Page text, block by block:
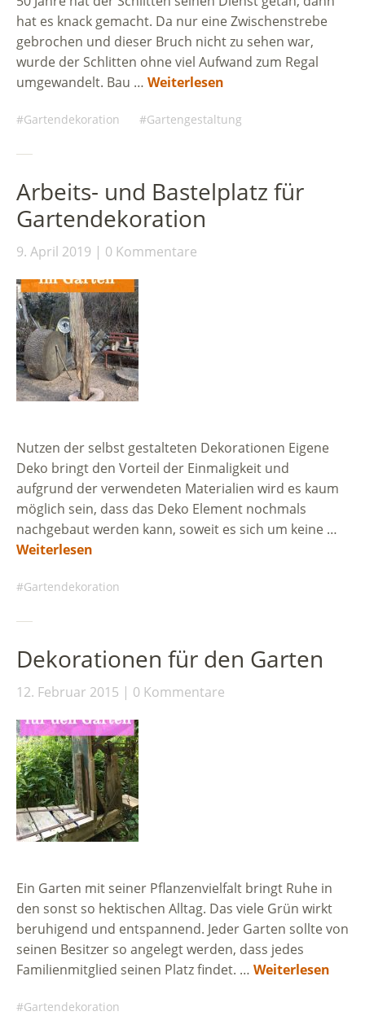
hat es knack gemacht. Da nur eine Zwischenstrebe
gebrochen und dieser Bruch nicht zu sehen war,
wurde der Schlitten ohne viel Aufwand zum Regal
umgewandelt. Bau … Weiterlesen
Gartendekoration Gartengestaltung
Arbeits- und Bastelplatz für
Gartendekoration
9. April 2019 0 Kommentare
Nutzen der selbst gestalteten Dekorationen Eigene
Deko bringt den Vorteil der Einmaligkeit und
aufgrund der verwendeten Materialien wird es kaum
möglich sein, dass das Deko Element nochmals
nachgebaut werden kann, soweit es sich um keine …
Weiterlesen
Gartendekoration
Dekorationen für den Garten
12. Februar 2015 0 Kommentare
Ein Garten mit seiner Pflanzenvielfalt bringt Ruhe in
den sonst so hektischen Alltag. Das viele Grün wirkt
beruhigend und entspannend. Jeder Garten sollte von
seinen Besitzer so angelegt werden, dass jedes
Familienmitglied seinen Platz findet. … Weiterlesen
Gartendekoration